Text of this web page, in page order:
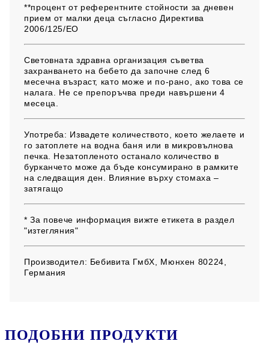
**процент от референтните стойности за дневен
прием от малки деца съгласно Директива
2006/125/ЕО
Световната здравна организация съветва
захранването на бебето да започне след 6
месечна възраст, като може и по-рано, ако това се
налага. Не се препоръчва преди навършени 4
месеца.
Употреба: Извадете количеството, което желаете и
го затоплете на водна баня или в микровълнова
печка. Незатопленото останало количество в
бурканчето може да бъде консумирано в рамките
на следващия ден. Влияние върху стомаха –
затягащо
* За повече информация вижте етикета в раздел
"изтегляния"
Производител: Бебивита ГмбХ, Мюнхен 80224,
Германия
ПОДОБНИ ПРОДУКТИ